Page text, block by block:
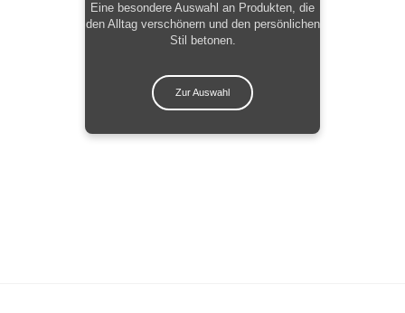
Eine besondere Auswahl an Produkten, die
den Alltag verschönern und den persönlichen
Stil betonen.
Zur Auswahl